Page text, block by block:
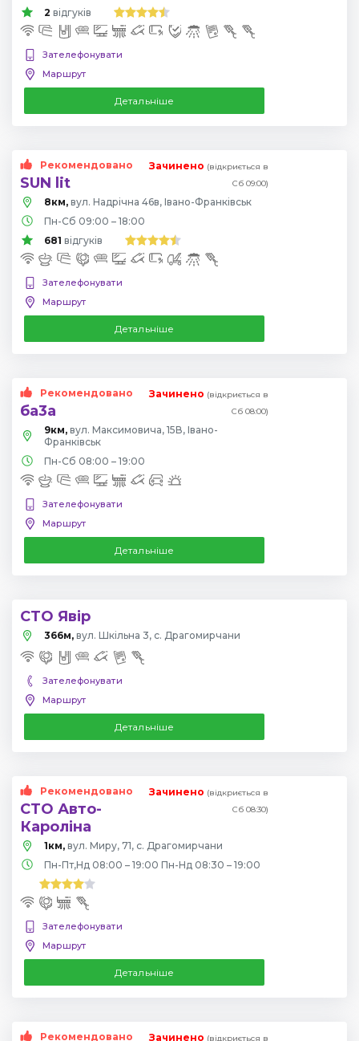
2 відгуків
Зателефонувати
Маршрут
Детальніше
Рекомендовано
SUN lit
Зачинено (відкриється в
Сб 09:00)
8км, вул. Надрічна 46в, Івано-Франківськ
Пн-Сб 09:00 – 18:00
681 відгуків
Зателефонувати
Маршрут
Детальніше
Рекомендовано
ба3а
Зачинено (відкриється в
Сб 08:00)
9км, вул. Максимовича, 15В, Івано-
Франківськ
Пн-Сб 08:00 – 19:00
Зателефонувати
Маршрут
Детальніше
СТО Явір
366м, вул. Шкільна 3, с. Драгомирчани
Зателефонувати
Маршрут
Детальніше
Рекомендовано
СТО Авто-
Кароліна
Зачинено (відкриється в
Сб 08:30)
1км, вул. Миру, 71, с. Драгомирчани
Пн-Пт,Нд 08:00 – 19:00 Пн-Нд 08:30 – 19:00
Зателефонувати
Маршрут
Детальніше
Рекомендовано Зачинено (відкриється в